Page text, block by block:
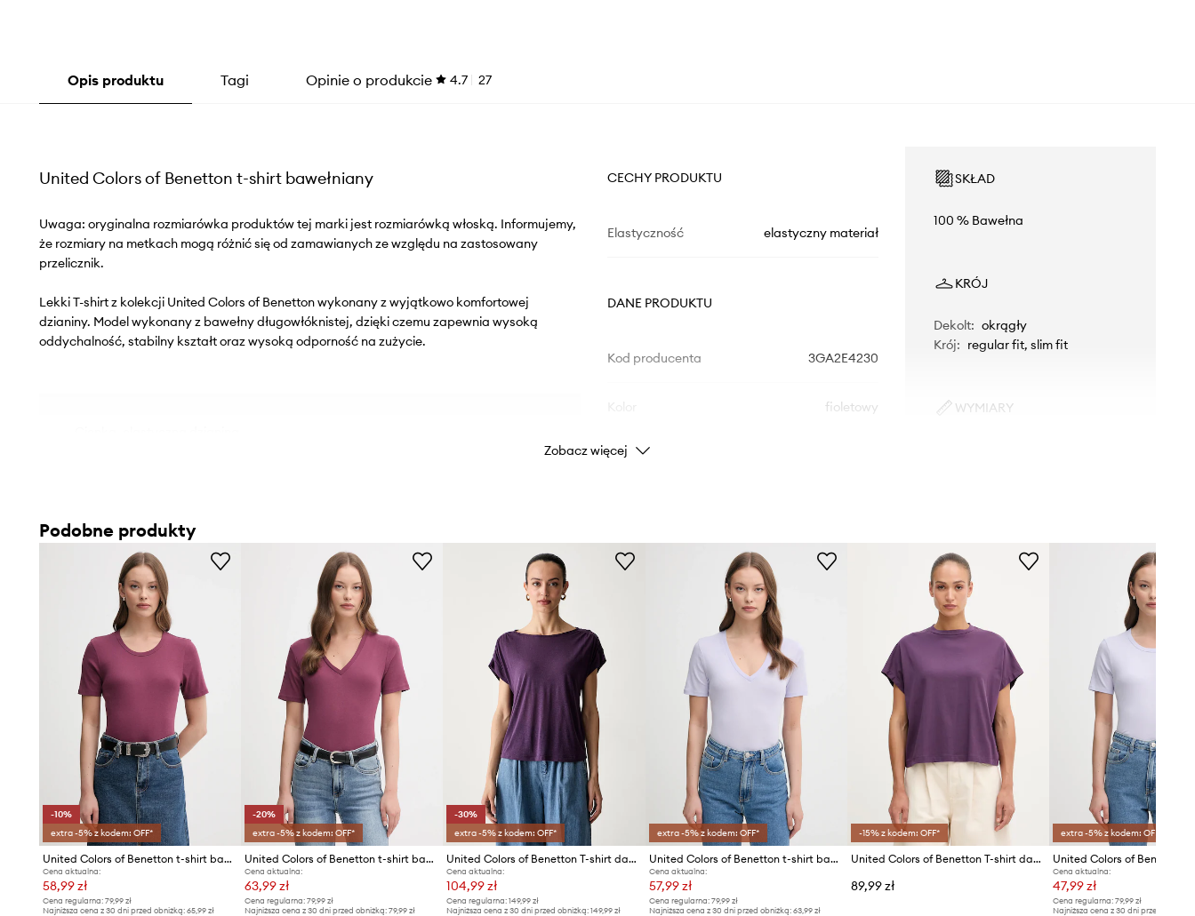
Opis produktu Tagi Opinie o produkcie 4.7 27
United Colors of Benetton t-shirt bawełniany
Uwaga: oryginalna rozmiarówka produktów tej marki jest rozmiarówką włoską. Informujemy,
że rozmiary na metkach mogą różnić się od zamawianych ze względu na zastosowany
przelicznik.
Lekki T-shirt z kolekcji United Colors of Benetton wykonany z wyjątkowo komfortowej
dzianiny. Model wykonany z bawełny długowłóknistej, dzięki czemu zapewnia wysoką
oddychalność, stabilny kształt oraz wysoką odporność na zużycie.
CECHY PRODUKTU
Elastyczność elastyczny materiał
DANE PRODUKTU
Kod producenta 3GA2E4230
fioletowy
Marka
ID Produktu
SKŁAD
100 % Bawełna
KRÓJ
Dekolt: okrągły
Krój: regular fit, slim fit
WYMIARY
Rozmiary prezentowane w sklepie
zostały przeliczone na standardową,
europejską tabelę rozmiarową. Na
metce dostarczonego produktu
znajduje się oryginalne oznaczenie
producenta.
Tabela rozmiarów
Zobacz więcej
Podobne produkty
-10%
extra -5% z kodem: OFF*
United Colors of Benetton t-shirt bawełniany
Cena aktualna:
58,99 zł
Cena regularna: 79,99 zł
Najniższa cena z 30 dni przed obniżką: 65,99 zł
-20%
extra -5% z kodem: OFF*
United Colors of Benetton t-shirt bawełniany
Cena aktualna:
63,99 zł
Cena regularna:79,99 zł
Najniższa cena z 30 dni przed obniżką:79,99 zł
-30%
extra -5% z kodem: OFF*
United Colors of Benetton T-shirt damski z dodatkiem lnu
Cena aktualna:
104,99 zł
Cena regularna: 149,99 zł
Najniższa cena z 30 dni przed obniżką: 149,99 zł
extra -5% z kodem: OFF*
United Colors of Benetton t-shirt bawełniany
Cena aktualna:
57,99 zł
Cena regularna: 79,99 zł
Najniższa cena z 30 dni przed obniżką: 63,99 zł
-15% z kodem: OFF*
United Colors of Benetton T-shirt damski bawełniany
89,99 zł
extra -5% z kodem: OFF*
Cena aktualna:
47,99 zł
Cena regularna: 79,99 zł
Najniższa cena z 30 dni przed obniżką: